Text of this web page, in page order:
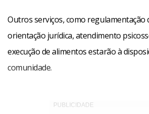
Outros serviços, como regulamentação
orientação jurídica, atendimento
execução de alimentos estarão à
comunidade.